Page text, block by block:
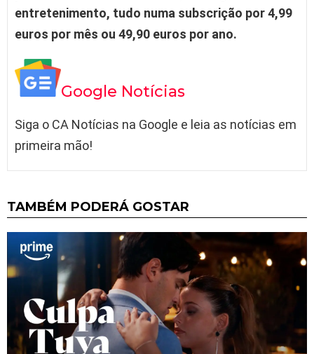
entretenimento, tudo numa subscrição por 4,99
euros por mês ou 49,90 euros por ano.
Google Notícias
Siga o CA Notícias na Google e leia as notícias em
primeira mão!
TAMBÉM PODERÁ GOSTAR